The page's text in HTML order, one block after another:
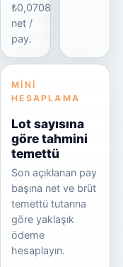
₺0,0708
net /
pay.
MINI
HESAPLAMA
Lot sayısına
göre tahmini
temettü
Son açıklanan pay
başına net ve brüt
temettü tutarına
göre yaklaşık
ödeme
hesaplayın.